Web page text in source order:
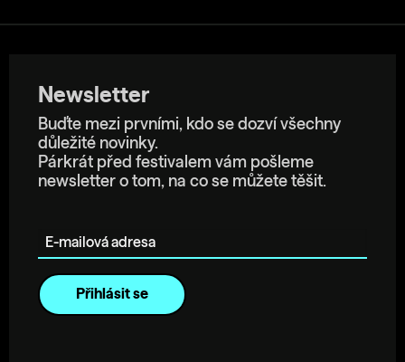
Newsletter
Buďte mezi prvními, kdo se dozví všechny
důležité novinky.
Párkrát před festivalem vám pošleme
newsletter o tom, na co se můžete těšit.